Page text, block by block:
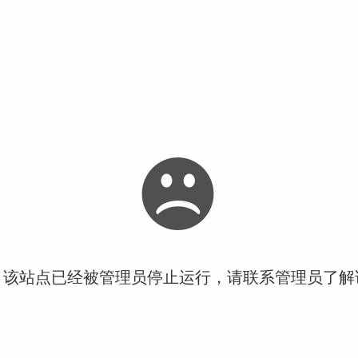
站点已经被管理员停止运行，请联系管理员了